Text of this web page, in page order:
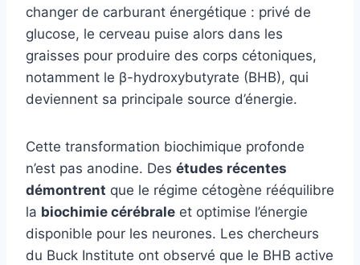
changer de carburant énergétique : privé de
glucose, le cerveau puise alors dans les
graisses pour produire des corps cétoniques,
notamment le β-hydroxybutyrate (BHB), qui
deviennent sa principale source d’énergie.
Cette transformation biochimique profonde
n’est pas anodine. Des études récentes
démontrent que le régime cétogène rééquilibre
la biochimie cérébrale et optimise l’énergie
disponible pour les neurones. Les chercheurs
du Buck Institute ont observé que le BHB active